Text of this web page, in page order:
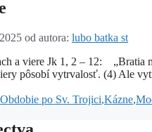
od autora: lubo batka st
2 – 12: „Bratia moji,
pôsobí vytrvalosť. (4) Ale
po Sv. Trojici,Kázne,